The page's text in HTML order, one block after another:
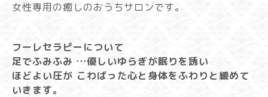
女性専用の癒しのおうちサロンです。
フーレセラピーについて
足でふみふみ …優しいゆらぎが眠りを誘い
ほどよい圧が こわばった心と身体をふわりと緩めて
いきます。